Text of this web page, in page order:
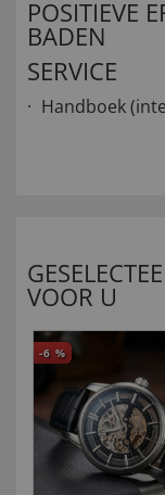
POSITIEVE
BADEN
SERVICE
Handboek
VOOR U
-6 %